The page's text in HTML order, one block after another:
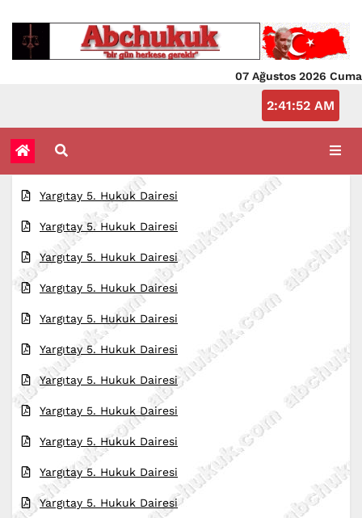
07 Ağustos 2026 Cuma
2:41:52 AM
Yargıtay 5. Hukuk Dairesi
Yargıtay 5. Hukuk Dairesi
Yargıtay 5. Hukuk Dairesi
Yargıtay 5. Hukuk Dairesi
Yargıtay 5. Hukuk Dairesi
Yargıtay 5. Hukuk Dairesi
Yargıtay 5. Hukuk Dairesi
Yargıtay 5. Hukuk Dairesi
Yargıtay 5. Hukuk Dairesi
Yargıtay 5. Hukuk Dairesi
Yargıtay 5. Hukuk Dairesi